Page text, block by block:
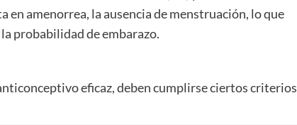
amenorrea, la ausencia de menstruación, lo que
probabilidad de embarazo.
eficaz, deben cumplirse ciertos criterios